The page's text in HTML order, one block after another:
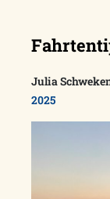
Julia
2025